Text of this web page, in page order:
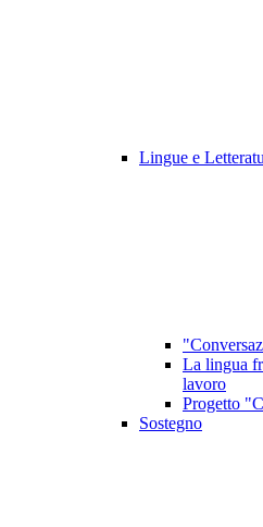
Lingue e
La lingua
lavoro
Progetto
Sostegno